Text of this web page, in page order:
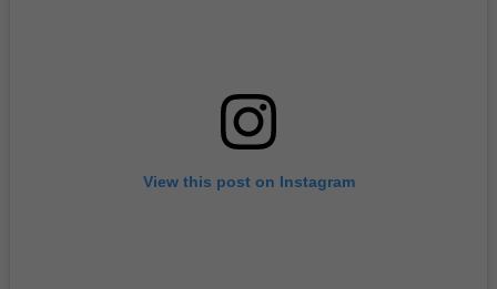
View this post on Instagram